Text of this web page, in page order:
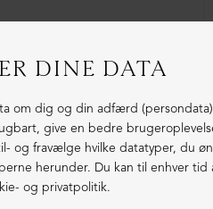
produceret i Europa